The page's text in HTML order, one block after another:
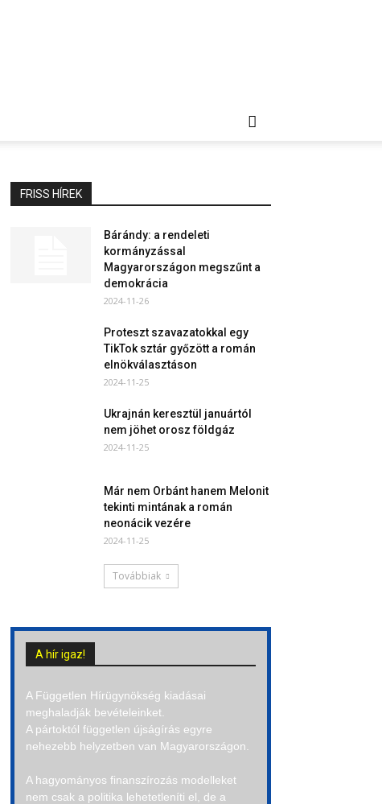
FRISS HÍREK
Bárándy: a rendeleti
kormányzással
Magyarországon megszűnt a
demokrácia
2024-11-26
Proteszt szavazatokkal egy
TikTok sztár győzött a román
elnökválasztáson
2024-11-25
Ukrajnán keresztül januártól
nem jöhet orosz földgáz
2024-11-25
Már nem Orbánt hanem Melonit
tekinti mintának a román
neonácik vezére
2024-11-25
Továbbiak
A hír igaz!
A Független Hírügynökség kiadásai
meghaladják bevételeinket.
A pártoktól független újságírás egyre
nehezebb helyzetben van Magyarországon.
A hagyományos finanszírozás modelleket
nem csak a politika lehetetleníti el, de a